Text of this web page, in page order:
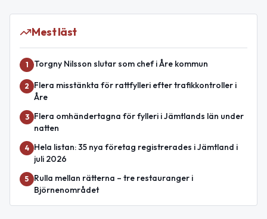
Mest läst
1 Torgny Nilsson slutar som chef i Åre kommun
2
Flera misstänkta för rattfylleri efter trafikkontroller i
Åre
3
Flera omhändertagna för fylleri i Jämtlands län under
natten
4
Hela listan: 35 nya företag registrerades i Jämtland i
juli 2026
5
Rulla mellan rätterna – tre restauranger i
Björnenområdet